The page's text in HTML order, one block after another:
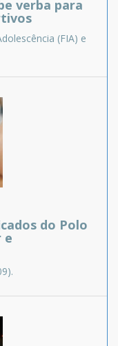
verba para
(FIA) e
do Polo
e